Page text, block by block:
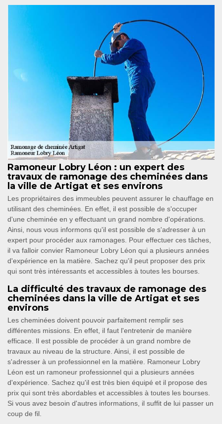
Ramoneur Lobry Léon : un expert des
travaux de ramonage des cheminées dans
la ville de Artigat et ses environs
Les propriétaires des immeubles peuvent assurer le chauffage en
utilisant des cheminées. En effet, il est possible de s'occuper
d'une cheminée en y effectuant un grand nombre d'opérations.
Ainsi, nous vous informons qu'il est possible de s'adresser à un
expert pour procéder aux ramonages. Pour effectuer ces tâches,
il va falloir convier Ramoneur Lobry Léon qui a plusieurs années
d'expérience en la matière. Sachez qu'il peut proposer des prix
qui sont très intéressants et accessibles à toutes les bourses.
La difficulté des travaux de ramonage des
cheminées dans la ville de Artigat et ses
environs
Les cheminées doivent pouvoir parfaitement remplir ses
différentes missions. En effet, il faut l'entretenir de manière
efficace. Il est possible de procéder à un grand nombre de
travaux au niveau de la structure. Ainsi, il est possible de
s'adresser à un professionnel en la matière. Ramoneur Lobry
Léon est un ramoneur professionnel qui a plusieurs années
d'expérience. Sachez qu'il est très bien équipé et il propose des
prix qui sont très abordables et accessibles à toutes les bourses.
Si vous avez besoin d'autres informations, il suffit de lui passer un
coup de fil.